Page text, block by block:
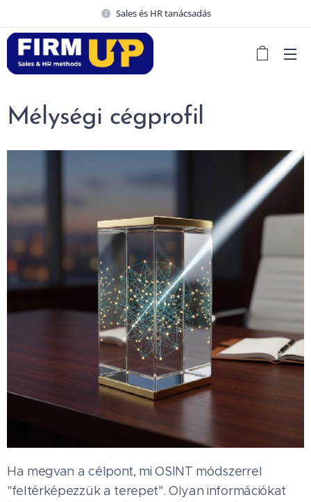
Sales és HR tanácsadás
Mélységi cégprofil
Ha megvan a célpont, mi OSINT módszerrel
"feltérképezzük a terepet". Olyan információkat